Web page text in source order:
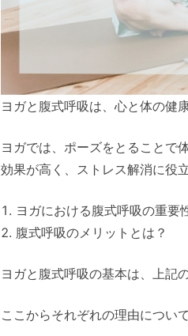
ヨガと腹式呼吸は、心と体の健
ヨガでは、ポーズをとることで
効果が高く、ストレス解消に役立
ヨガにおける腹式呼吸の重要
腹式呼吸のメリットとは？
ヨガと腹式呼吸の基本は、上記
ここからそれぞれの理由につい